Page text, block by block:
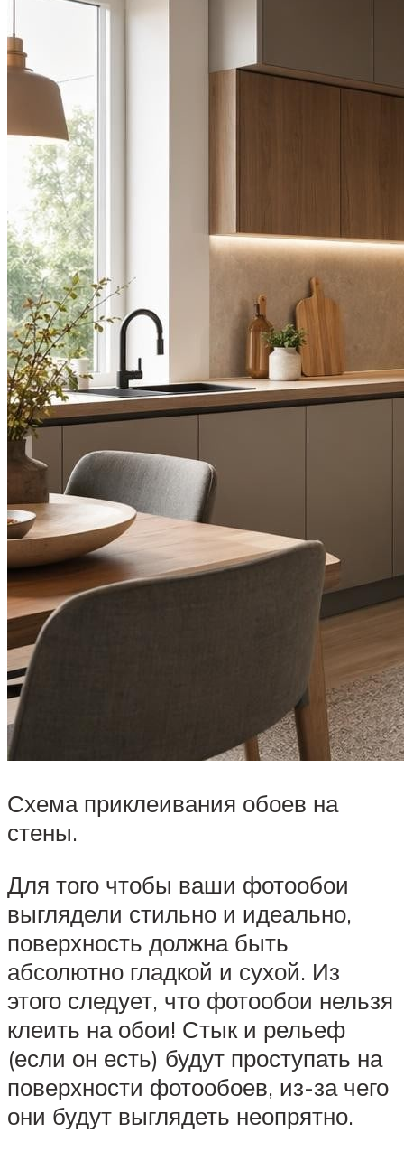
Схема приклеивания обоев на
стены.
Для того чтобы ваши фотообои
выглядели стильно и идеально,
поверхность должна быть
абсолютно гладкой и сухой. Из
этого следует, что фотообои нельзя
клеить на обои! Стык и рельеф
(если он есть) будут проступать на
поверхности фотообоев, из-за чего
они будут выглядеть неопрятно.